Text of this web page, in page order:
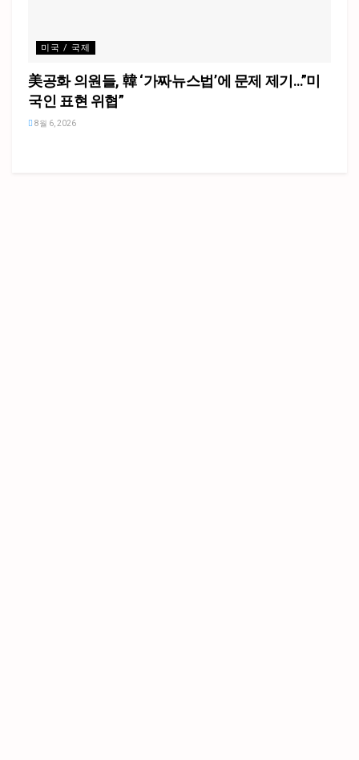
미국 / 국제
美공화 의원들, 韓 ‘가짜뉴스법’에 문제 제기…”미
국인 표현 위협”
8월 6, 2026